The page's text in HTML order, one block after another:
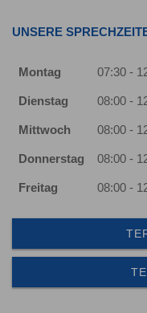
UNSERE
Montag 07:30 -
Dienstag 08:00 -
Mittwoch 08:00 -
Donnerstag 08:00 -
Freitag 08:00 -